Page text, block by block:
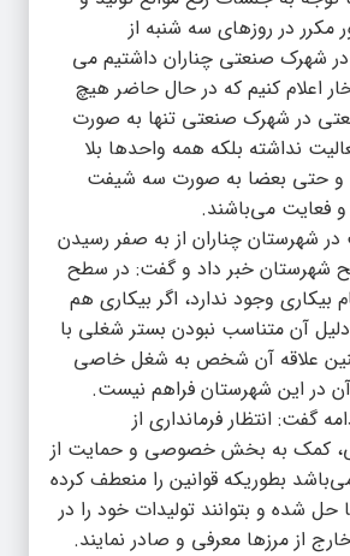
مکرر در روزهای سه شنبه از
شهرک صنعتی چناران داشتیم می
اعلام ‌کنیم که در حال حاضر هیچ
در شهرک صنعتی تنها به صورت
نداشته بلکه همه واحدها بلا
و حتی بعضا به صورت سه شیفت
و فعایت می‌باشند.
در شهرستان چناران از به صفر رسیدن
شهرستان خبر داد و گفت: در سطح
بیکاری وجود ندارد، اگر بیکاری هم
آن متناسب نبودن بستر شغلی با
علاقه آن شخص به شغل خاصی
در این شهرستان فراهم نیست.
گفت: انتظار فرمانداری از
کمک به بخش خصوصی و حمایت از
بطوریکه قوانین را منعطف کرده
شده و بتوانند تولیدات خود را در
از مرزها معرفی و صادر نمایند.